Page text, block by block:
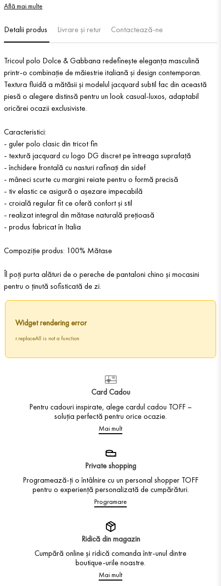
Află mai multe
Detalii produs Livrare și retur Contactează-ne
Tricoul polo Dolce & Gabbana redefinește eleganța masculină
printr-o combinație de măiestrie italiană și design contemporan.
Textura fluidă a mătăsii și modelul jacquard subtil fac din această
piesă o alegere distinsă pentru un look casual-luxos, adaptabil
oricărei ocazii exclusiviste.
Caracteristici:
- guler polo clasic din tricot fin
- textură jacquard cu logo DG discret pe întreaga suprafață
- închidere frontală cu nasturi rafinați din sidef
- mâneci scurte cu margini reiate pentru o formă precisă
- tiv elastic ce asigură o așezare impecabilă
- croială regular fit ce oferă confort și stil
- realizat integral din mătase naturală prețioasă
- produs fabricat în Italia
Compoziție produs: 100% Mătase
Îl poți purta alături de o pereche de pantaloni chino și mocasini
pentru o ținută sofisticată de zi.
Widget rendering error
r.replaceAll is not a function
Card Cadou
Pentru cadouri inspirate, alege cardul cadou TOFF –
soluția perfectă pentru orice ocazie.
Mai mult
Private shopping
Programează-ți o întâlnire cu un personal shopper TOFF
pentru o experiență personalizată de cumpărături.
Programare
Ridică din magazin
Cumpără online și ridică comanda într-unul dintre
boutique-urile noastre.
Mai mult